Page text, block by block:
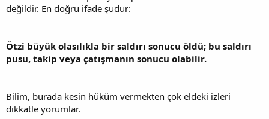
değildir. En doğru ifade şudur:
Ötzi büyük olasılıkla bir saldırı sonucu öldü; bu saldırı
pusu, takip veya çatışmanın sonucu olabilir.
Bilim, burada kesin hüküm vermekten çok eldeki izleri
dikkatle yorumlar.